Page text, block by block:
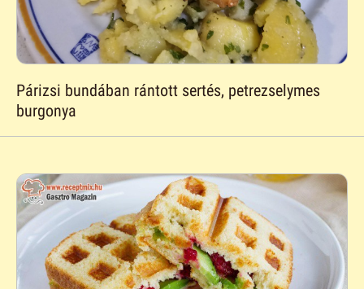
Párizsi bundában rántott sertés, petrezselymes
burgonya